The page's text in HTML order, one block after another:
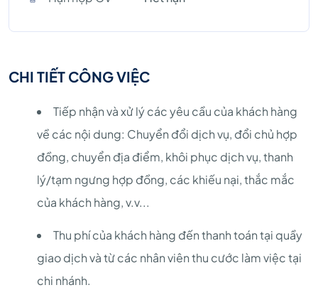
CHI TIẾT CÔNG VIỆC
Tiếp nhận và xử lý các yêu cầu của khách hàng
về các nội dung: Chuyển đổi dịch vụ, đổi chủ hợp
đồng, chuyển địa điểm, khôi phục dịch vụ, thanh
lý/tạm ngưng hợp đồng, các khiếu nại, thắc mắc
của khách hàng, v.v...
Thu phí của khách hàng đến thanh toán tại quầy
giao dịch và từ các nhân viên thu cước làm việc tại
chi nhánh.